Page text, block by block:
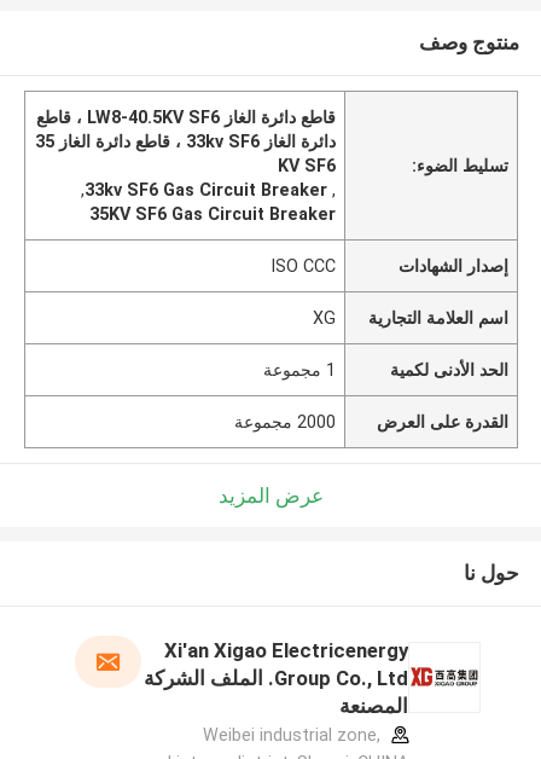
منتوج وصف
تسليط الضوء:
قاطع دائرة الغاز LW8-40.5KV SF6 ، قاطع
دائرة الغاز 33kv SF6 ، قاطع دائرة الغاز 35
KV SF6
,
33kv SF6 Gas Circuit Breaker
,
35KV SF6 Gas Circuit Breaker
إصدار الشهادات ISO CCC
اسم العلامة التجارية XG
الحد الأدنى لكمية 1 مجموعة
القدرة على العرض 2000 مجموعة
عرض المزيد
حول نا
Xi'an Xigao Electricenergy
Group Co., Ltd. الملف الشركة
المصنعة
Weibei industrial zone,